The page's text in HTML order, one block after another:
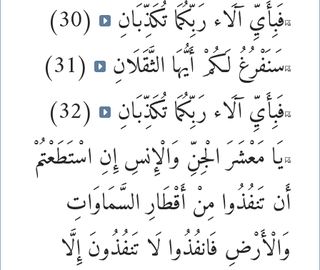
فَبِأَيِّ آلَاء رَبِّكُمَا تُكَذِّبَانِ
(30)
سَنَفْرُغُ لَكُمْ أَيُّهَا الثَّقَلَانِ
(31)
فَبِأَيِّ آلَاء رَبِّكُمَا تُكَذِّبَانِ
(32)
يَا مَعْشَرَ الْجِنِّ وَالْإِنسِ إِنِ اسْتَطَعْتُمْ
أَن تَنفُذُوا مِنْ أَقْطَارِ السَّمَاوَاتِ
وَالْأَرْضِ فَانفُذُوا لَا تَنفُذُونَ إِلَّا